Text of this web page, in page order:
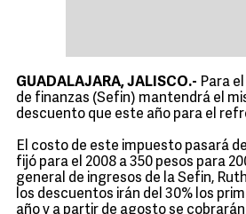
GUADALAJARA, JALISCO.- Para
de finanzas (Sefin) mantendrá el
descuento que este año para el
El costo de este impuesto pasará
fijó para el 2008 a 350 pesos para
general de ingresos de la Sefin,
los descuentos irán del 30% los
año y a partir de agosto se